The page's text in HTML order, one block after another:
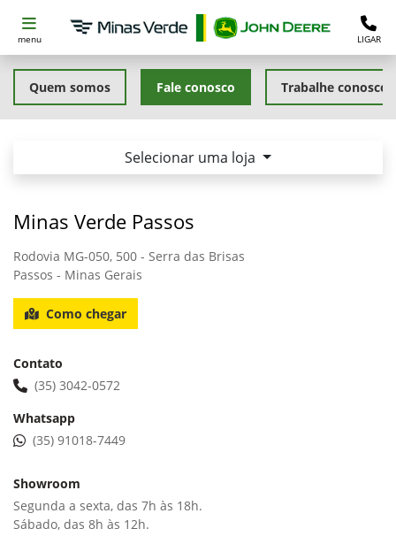
menu LIGAR
Quem somos Fale conosco Trabalhe conosco
Selecionar uma loja
Minas Verde Passos
Rodovia MG-050, 500 - Serra das Brisas
Passos - Minas Gerais
Como chegar
Contato
(35) 3042-0572
Whatsapp
(35) 91018-7449
Showroom
Segunda a sexta, das 7h às 18h.
Sábado, das 8h às 12h.